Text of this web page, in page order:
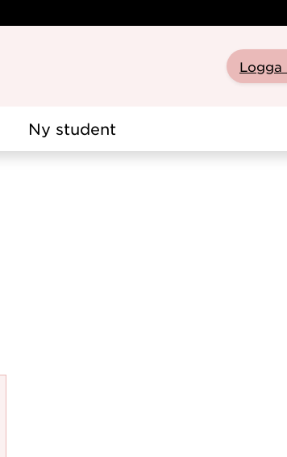
Logga
Ny student